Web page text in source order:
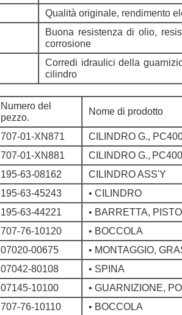
Qualità originale, rendimento
Buona resistenza di olio,
corrosione
Corredi idraulici della
cilindro
Numero del
pezzo.
Nome di prodotto
707-01-XN871 CILINDRO G.,
707-01-XN881 CILINDRO G.,
195-63-08162
CILINDRO ASS'Y
195-63-45243 • CILINDRO
195-63-44221 • BARRETTA,
707-76-10120 • BOCCOLA
07020-00675 • MONTAGGIO,
07042-80108 • SPINA
07145-10100 • GUARNIZIONE,
707-76-10110 • BOCCOLA